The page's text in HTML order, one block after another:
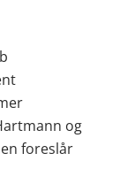
og
foreslår